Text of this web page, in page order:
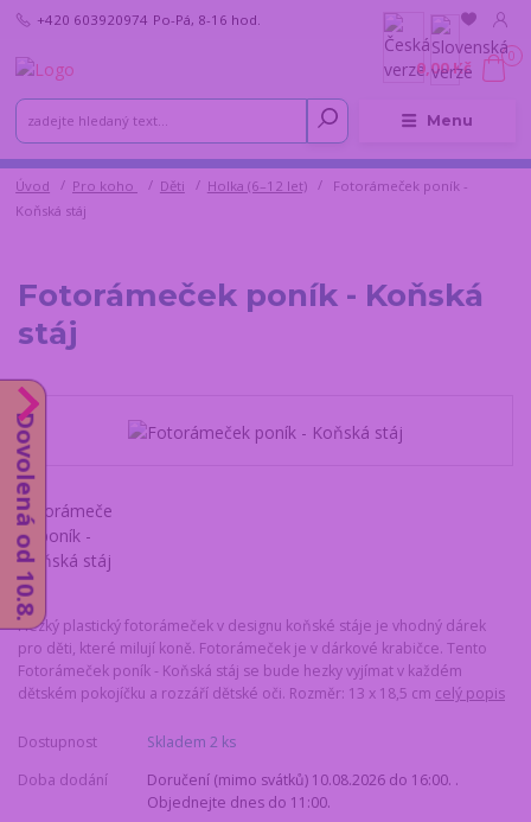
Menu
+420 603920974 Po-Pá, 8-16 hod.
0
0,00 Kč
Úvod Pro koho Děti Holka (6–12 let)
Fotorámeček poník -
Koňská stáj
Fotorámeček poník - Koňská
stáj
Hezký plastický fotorámeček v designu koňské stáje je vhodný dárek
pro děti, které milují koně. Fotorámeček je v dárkové krabičce. Tento
Fotorámeček poník - Koňská stáj se bude hezky vyjímat v každém
dětském pokojíčku a rozzáří dětské oči. Rozměr: 13 x 18,5 cm celý popis
Dostupnost
Skladem 2 ks
Doba dodání
Doručení (mimo svátků) 10.08.2026 do 16:00. .
Objednejte dnes do 11:00.
Dovolená od 10.8.